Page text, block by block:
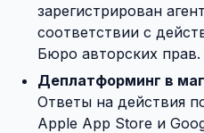
зарегистрирован
соответствии с
Бюро авторских прав.
Деплатформинг в
Ответы на действия
Apple App Store и